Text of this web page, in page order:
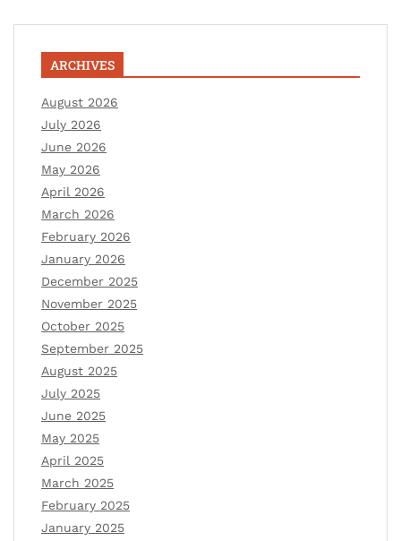
ARCHIVES
August 2026
July 2026
June 2026
May 2026
April 2026
March 2026
February 2026
January 2026
December 2025
November 2025
October 2025
September 2025
August 2025
July 2025
June 2025
May 2025
April 2025
March 2025
February 2025
January 2025